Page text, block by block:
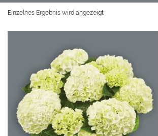
Einzelnes Ergebnis wird angezeigt